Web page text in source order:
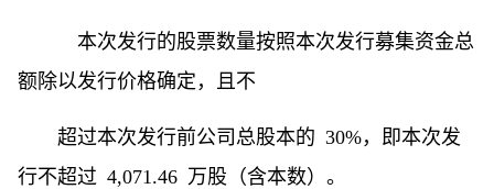
本次发行的股票数量按照本次发行募集资金总
额除以发行价格确定，且不
超过本次发行前公司总股本的 30%，即本次发
行不超过 4,071.46 万股（含本数）。